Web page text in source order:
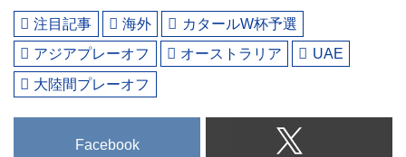
注目記事 海外
カタールW杯予選
アジアプレーオフ
オーストラリア
UAE
大陸間プレーオフ
Facebook